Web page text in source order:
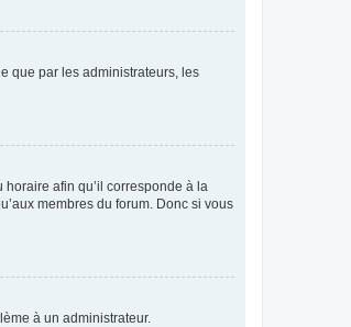
que par les administrateurs, les
afin qu’il corresponde à la
membres du forum. Donc si vous
à un administrateur.